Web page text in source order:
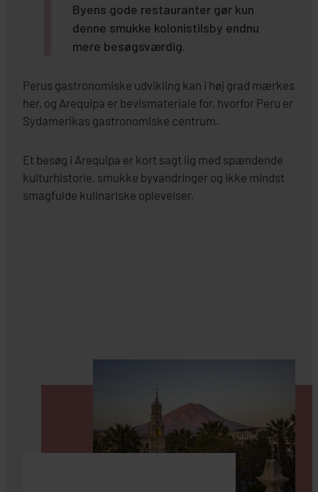
Byens gode restauranter gør kun
denne smukke kolonistilsby endnu
mere besøgsværdig.
Perus gastronomiske udvikling kan i høj grad mærkes
her, og Arequipa er bevismateriale for, hvorfor Peru er
Sydamerikas gastronomiske centrum.
Et besøg i Arequipa er kort sagt lig med spændende
kulturhistorie, smukke byvandringer og ikke mindst
smagfulde kulinariske oplevelser.